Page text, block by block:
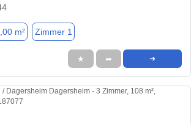
m² Zimmer 1
★ ➦ ➜